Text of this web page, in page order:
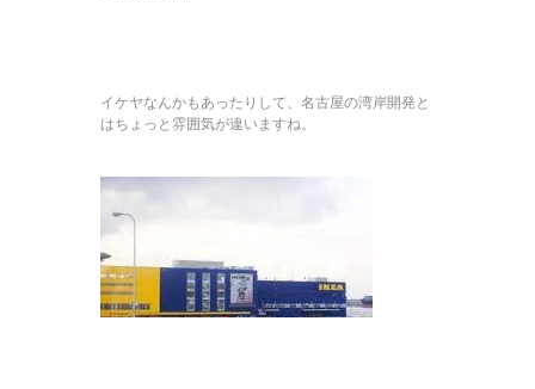
イケヤなんかもあったりして、名古屋の湾岸開発と
はちょっと雰囲気が違いますね。